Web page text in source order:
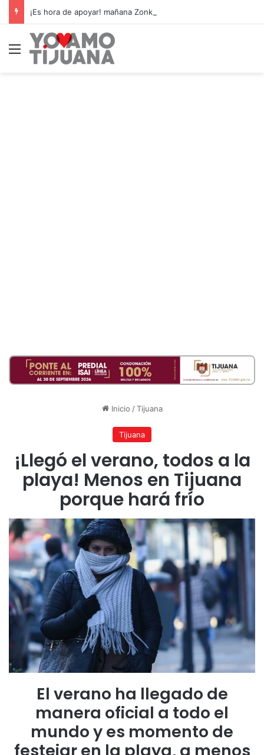
Menú
Inicio / Tijuana
Tijuana
¡Llegó el verano, todos a la
playa! Menos en Tijuana
porque hará frío
El verano ha llegado de
manera oficial a todo el
mundo y es momento de
festejar en la playa, a menos